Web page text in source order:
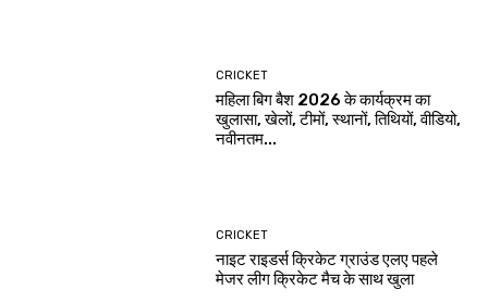
CRICKET
महिला बिग बैश 2026 के कार्यक्रम का
खुलासा, खेलों, टीमों, स्थानों, तिथियों, वीडियो,
नवीनतम...
CRICKET
नाइट राइडर्स क्रिकेट ग्राउंड एलए पहले
मेजर लीग क्रिकेट मैच के साथ खुला